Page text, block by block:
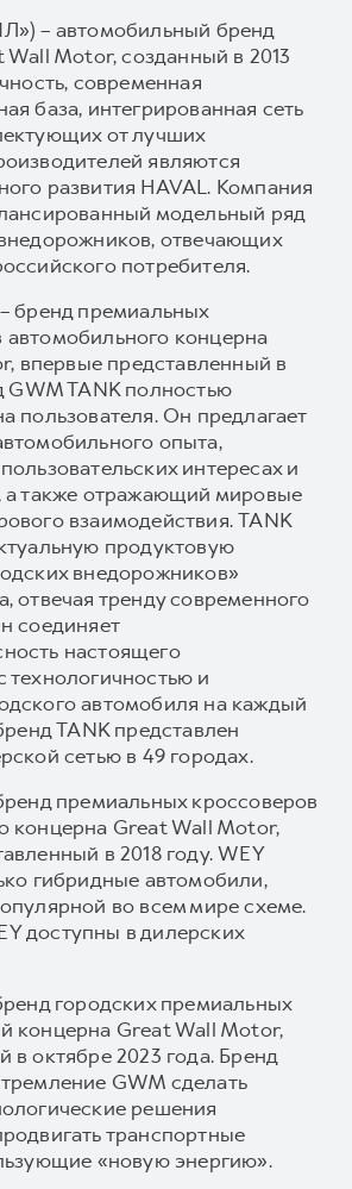
– автомобильный бренд
Motor, созданный в 2013
современная
база, интегрированная сеть
от лучших
являются
развития HAVAL. Компания
модельный ряд
отвечающих
потребителя.
бренд премиальных
концерна
впервые представленный в
GWM TANK полностью
пользователя. Он предлагает
опыта,
интересах и
а также отражающий мировые
взаимодействия. TANK
продуктовую
внедорожников»
отвечая тренду современного
соединяет
настоящего
технологичностью и
автомобиля на каждый
TANK представлен
сетью в 49 городах.
премиальных кроссоверов
концерна Great Wall Motor,
в 2018 году. WEY
гибридные автомобили,
во всем мире схеме.
доступны в дилерских
городских премиальных
концерна Great Wall Motor,
в октябре 2023 года. Бренд
GWM сделать
решения
транспортные
«новую энергию».